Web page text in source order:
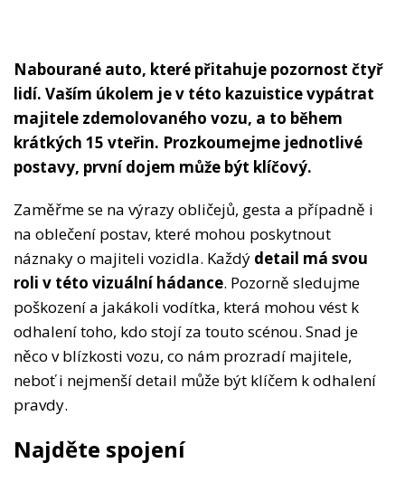
Nabourané auto, které přitahuje pozornost čtyř
lidí. Vaším úkolem je v této kazuistice vypátrat
majitele zdemolovaného vozu, a to během
krátkých 15 vteřin. Prozkoumejme jednotlivé
postavy, první dojem může být klíčový.
Zaměřme se na výrazy obličejů, gesta a případně i
na oblečení postav, které mohou poskytnout
náznaky o majiteli vozidla. Každý detail má svou
roli v této vizuální hádance. Pozorně sledujme
poškození a jakákoli vodítka, která mohou vést k
odhalení toho, kdo stojí za touto scénou. Snad je
něco v blízkosti vozu, co nám prozradí majitele,
neboť i nejmenší detail může být klíčem k odhalení
pravdy.
Najděte spojení